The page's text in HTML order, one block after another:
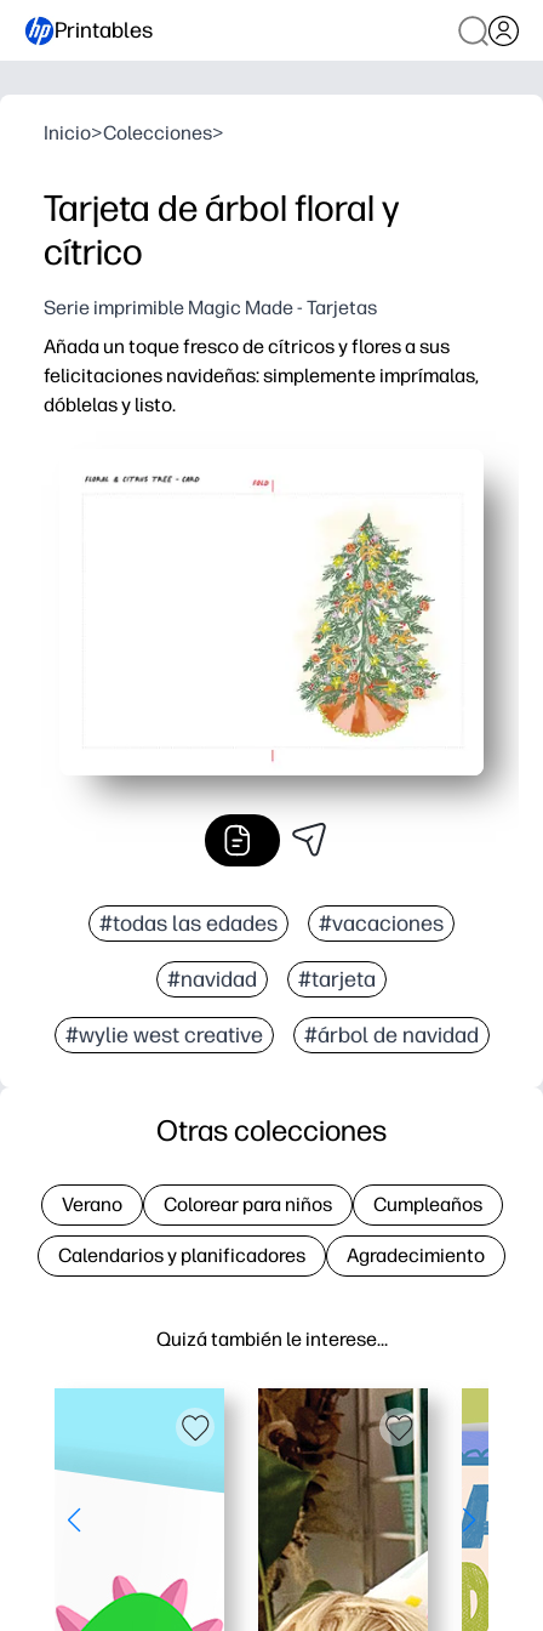
Printables
Inicio>Colecciones>
Tarjeta de árbol floral y
cítrico
Serie imprimible Magic Made - Tarjetas
Añada un toque fresco de cítricos y flores a sus
felicitaciones navideñas: simplemente imprímalas,
dóblelas y listo.
Versatilidad interior: perfecta para saludar durante
Personalización apta para niños: los niños pueden
Solución siempre a mano: imprima tantos como
#todas las edades #vacaciones
#navidad #tarjeta
#wylie west creative #árbol de navidad
Quizá también le interese…
Otras colecciones
Verano Colorear para niños Cumpleaños
Calendarios y planificadores Agradecimiento